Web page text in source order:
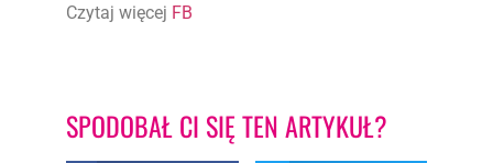
Czytaj więcej FB
SPODOBAŁ CI SIĘ TEN ARTYKUŁ?